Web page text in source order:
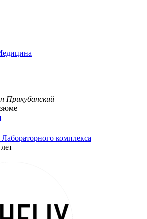
Прикубанский
комплекса